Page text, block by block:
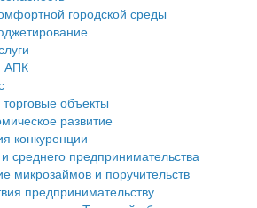
АПК
Тверской области
муниципального округа
территориями
граждан
ранее учтенных
субъектов малого и
городской среды
АПК
объекты
развитие
конкуренции
среднего предпринимательства
микрозаймов и поручительств
предпринимательству